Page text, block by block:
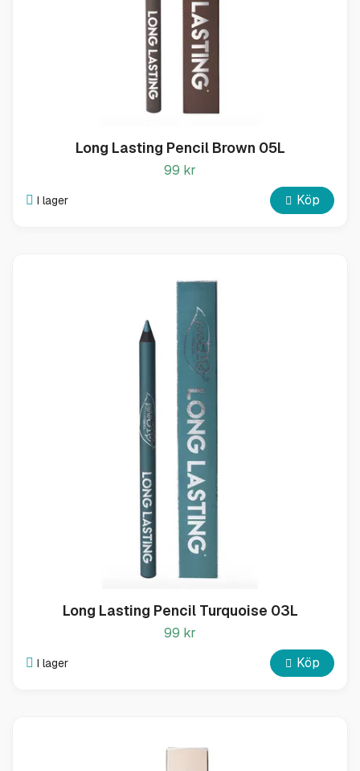
Long Lasting Pencil Brown 05L
99 kr
I lager Köp
Long Lasting Pencil Turquoise 03L
99 kr
I lager Köp